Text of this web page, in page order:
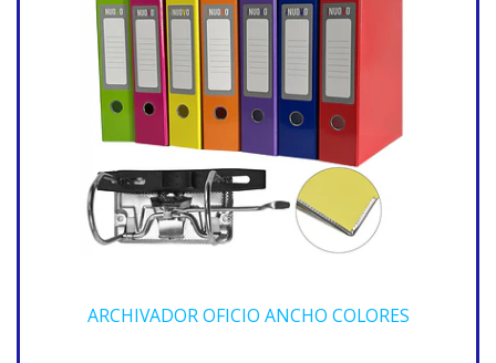
ARCHIVADOR OFICIO ANCHO COLORES